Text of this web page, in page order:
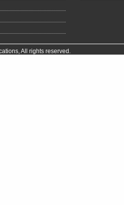
All rights reserved.